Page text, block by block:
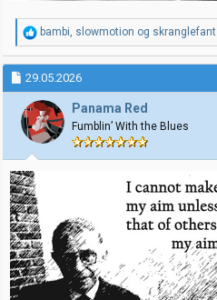
R
e
a
k
j
o
n
e
r
bambi slowmotion og skranglefant
29.05.2026
Panama Red
Fumblin’ With the Blues